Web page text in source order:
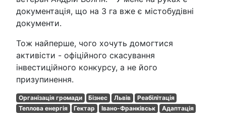
документація, що на 3 га вже є містобудівні
документи.
Тож найперше, чого хочуть домогтися
активісти - офіційного скасування
інвестиційного конкурсу, а не його
призупинення.
Організація громади Бізнес Львів
Реабілітація
Теплова енергія
Гектар Івано-Франківськ
Адаптація